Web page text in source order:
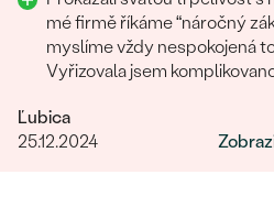
mé firmě říkáme “náročný
myslíme vždy nespokojená
Vyřizovala jsem
zvládli to skvěle. Musím moc
Ľubica
25.12.2024